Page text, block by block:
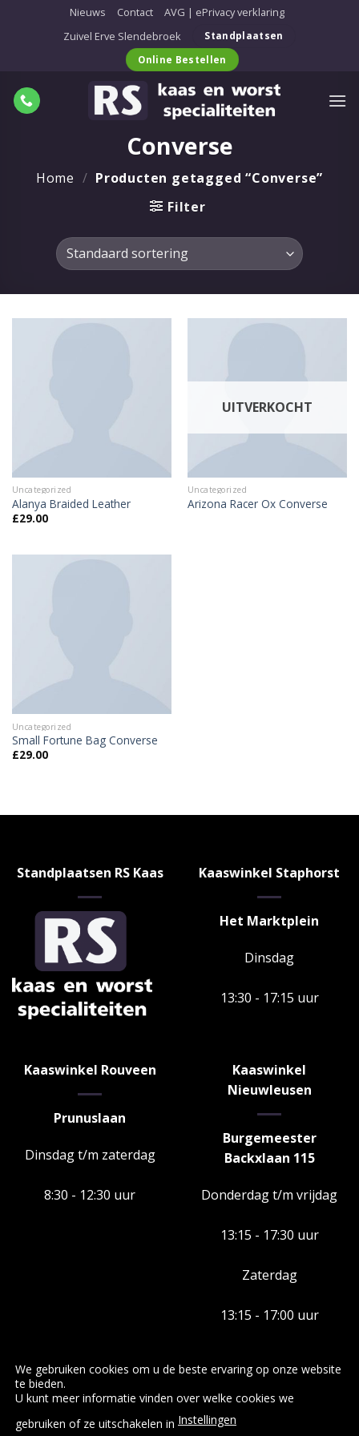
Nieuws Contact
AVG | ePrivacy verklaring
Zuivel Erve Slendebroek
Standplaatsen
Online Bestellen
Converse
Home / Producten getagged “Converse”
Filter
Uncategorized
Alanya Braided Leather
£29.00
UITVERKOCHT
Uncategorized
Arizona Racer Ox Converse
Uncategorized
Small Fortune Bag Converse
£29.00
Standplaatsen RS Kaas Kaaswinkel Staphorst
Het Marktplein
Dinsdag
13:30 - 17:15 uur
Kaaswinkel Rouveen
Prunuslaan
Dinsdag t/m zaterdag
8:30 - 12:30 uur
Kaaswinkel
Nieuwleusen
Burgemeester
Backxlaan 115
Donderdag t/m vrijdag
13:15 - 17:30 uur
Zaterdag
13:15 - 17:00 uur
Standplaatsen
Rouveen Kaasspecialiteiten Zuivel Erve Slendebroek
Catering Relatiegeschenken Nieuws
We gebruiken cookies om u de beste ervaring op onze website
te bieden.
U kunt meer informatie vinden over welke cookies we
gebruiken of ze uitschakelen in Instellingen